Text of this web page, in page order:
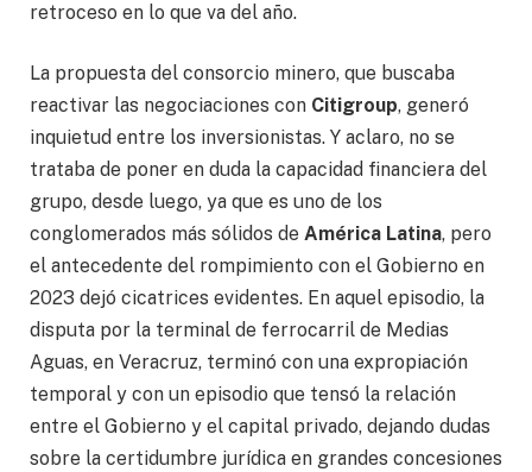
retroceso en lo que va del año.
La propuesta del consorcio minero, que buscaba
reactivar las negociaciones con Citigroup, generó
inquietud entre los inversionistas. Y aclaro, no se
trataba de poner en duda la capacidad financiera del
grupo, desde luego, ya que es uno de los
conglomerados más sólidos de América Latina, pero
el antecedente del rompimiento con el Gobierno en
2023 dejó cicatrices evidentes. En aquel episodio, la
disputa por la terminal de ferrocarril de Medias
Aguas, en Veracruz, terminó con una expropiación
temporal y con un episodio que tensó la relación
entre el Gobierno y el capital privado, dejando dudas
sobre la certidumbre jurídica en grandes concesiones